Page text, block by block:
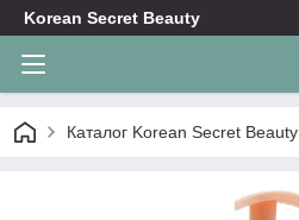
Korean Secret Beauty
Каталог Korean Secret Beauty